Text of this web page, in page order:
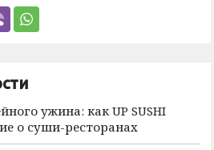
ужина: как UP SUSHI
о суши-ресторанах